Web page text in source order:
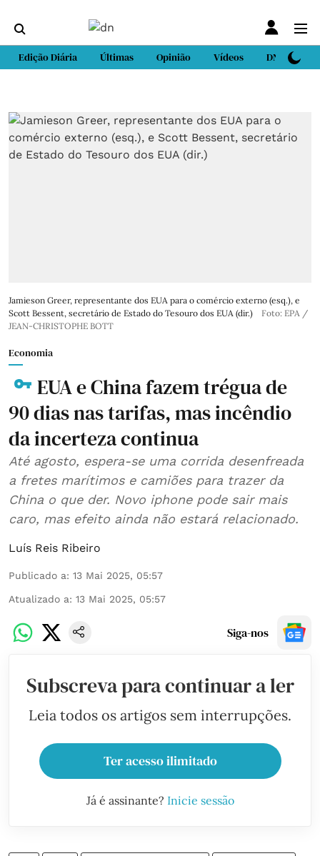
Edição Diária Últimas Opinião Vídeos DN Sport
Jamieson Greer, representante dos EUA para o comércio externo (esq.), e
Scott Bessent, secretário de Estado do Tesouro dos EUA (dir.)
Foto: EPA /
JEAN-CHRISTOPHE BOTT
Economia
EUA e China fazem trégua de
90 dias nas tarifas, mas incêndio
da incerteza continua
Até agosto, espera-se uma corrida desenfreada
a fretes marítimos e camiões para trazer da
China o que der. Novo iphone pode sair mais
caro, mas efeito ainda não estará relacionado.
Luís Reis Ribeiro
Publicado a: 13 Mai 2025, 05:57
Atualizado a: 13 Mai 2025, 05:57
Siga-nos
Subscreva para continuar a ler
Leia todos os artigos sem interrupções.
Ter acesso ilimitado
Já é assinante? Inicie sessão